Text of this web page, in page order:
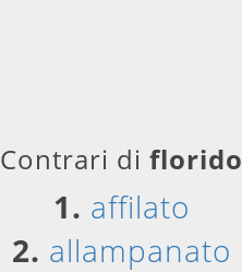
Contrari di florido
1. affilato
2. allampanato